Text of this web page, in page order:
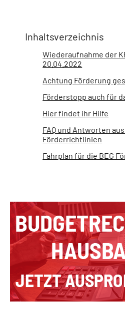
Inhaltsverzeichnis
Wiederaufnahme der
20.04.2022
Achtung Förderung
Förderstopp auch für
Hier findet ihr Hilfe
FAQ und Antworten
Förderrichtlinien
Fahrplan für die BEG